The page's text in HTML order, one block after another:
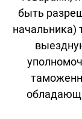
быть
начальника)